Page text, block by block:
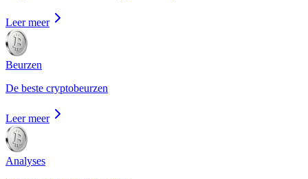
Leer meer
Beurzen
De beste cryptobeurzen
Leer meer
Analyses